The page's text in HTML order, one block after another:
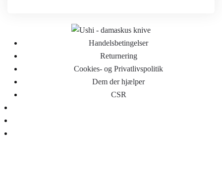
Handelsbetingelser
Returnering
Cookies- og Privatlivspolitik
Dem der hjælper
CSR